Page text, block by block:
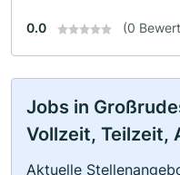
0.0 (0
Jobs in
Vollzeit, Teilzeit,
Aktuelle